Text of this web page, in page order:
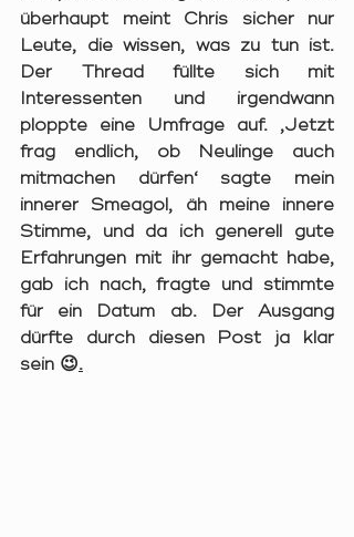
überhaupt meint Chris sicher nur
Leute, die wissen, was zu tun ist.
Der Thread füllte sich mit
Interessenten und irgendwann
ploppte eine Umfrage auf. ‚Jetzt
frag endlich, ob Neulinge auch
mitmachen dürfen‘ sagte mein
innerer Smeagol, äh meine innere
Stimme, und da ich generell gute
Erfahrungen mit ihr gemacht habe,
gab ich nach, fragte und stimmte
für ein Datum ab. Der Ausgang
dürfte durch diesen Post ja klar
sein 😉.